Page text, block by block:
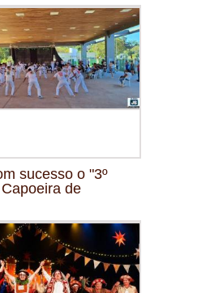
sucesso o "3º
de